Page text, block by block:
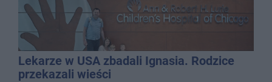
Lekarze w USA zbadali Ignasia. Rodzice
przekazali wieści